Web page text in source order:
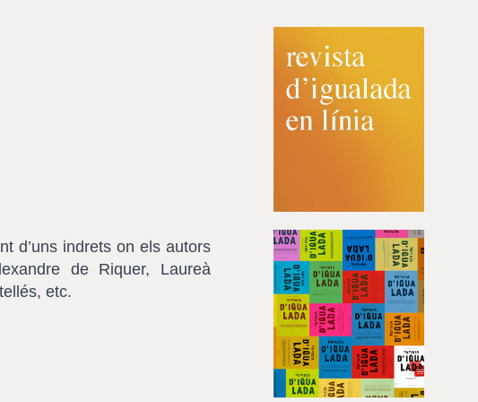
d’uns indrets on els autors
de Riquer, Laureà
etc.